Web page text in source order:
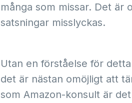
många som missar. Det är
satsningar misslyckas.
Utan en förståelse för
det är nästan omöjligt att
som Amazon-konsult är